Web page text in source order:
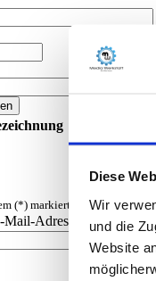
Diese
Wir
und die
Website
(*) markiert.
Adresse*